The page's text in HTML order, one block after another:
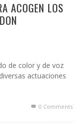
ACOGEN LOS
de color y de voz
actuaciones
0 Comments